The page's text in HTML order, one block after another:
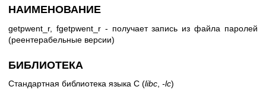
НАИМЕНОВАНИЕ
getpwent_r, fgetpwent_r - получает запись из файла паролей
(реентерабельные версии)
БИБЛИОТЕКА
Стандартная библиотека языка C (libc -lc)